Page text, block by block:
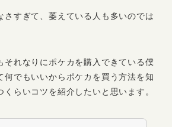
さすぎて、萎えている人も多いのでは
それなりにポケカを購入できている僕
何でもいいからポケカを買う方法を知
くらいコツを紹介 したいと思います。